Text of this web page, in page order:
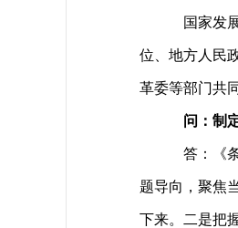
国家发
位、地方人民
革委等部门共
问：制
答：《
题导向，聚焦
下来。二是把